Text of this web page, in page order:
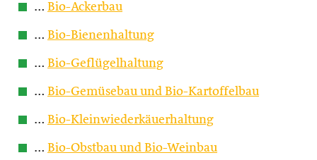
… Bio-Ackerbau
… Bio-Bienenhaltung
… Bio-Geflügelhaltung
… Bio-Gemüsebau und Bio-Kartoffelbau
… Bio-Kleinwiederkäuerhaltung
… Bio-Obstbau und Bio-Weinbau